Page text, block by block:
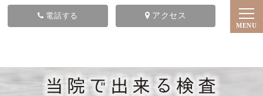
電話する アクセス